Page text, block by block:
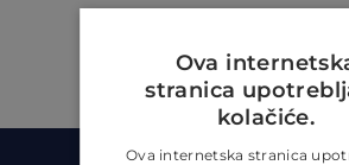
Ova
stranica
kolačiće.
Ova internetska stranica